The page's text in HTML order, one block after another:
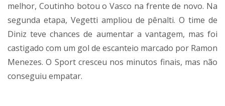
melhor, Coutinho botou o Vasco na frente de novo. Na
segunda etapa, Vegetti ampliou de pênalti. O time de
Diniz teve chances de aumentar a vantagem, mas foi
castigado com um gol de escanteio marcado por Ramon
Menezes. O Sport cresceu nos minutos finais, mas não
conseguiu empatar.